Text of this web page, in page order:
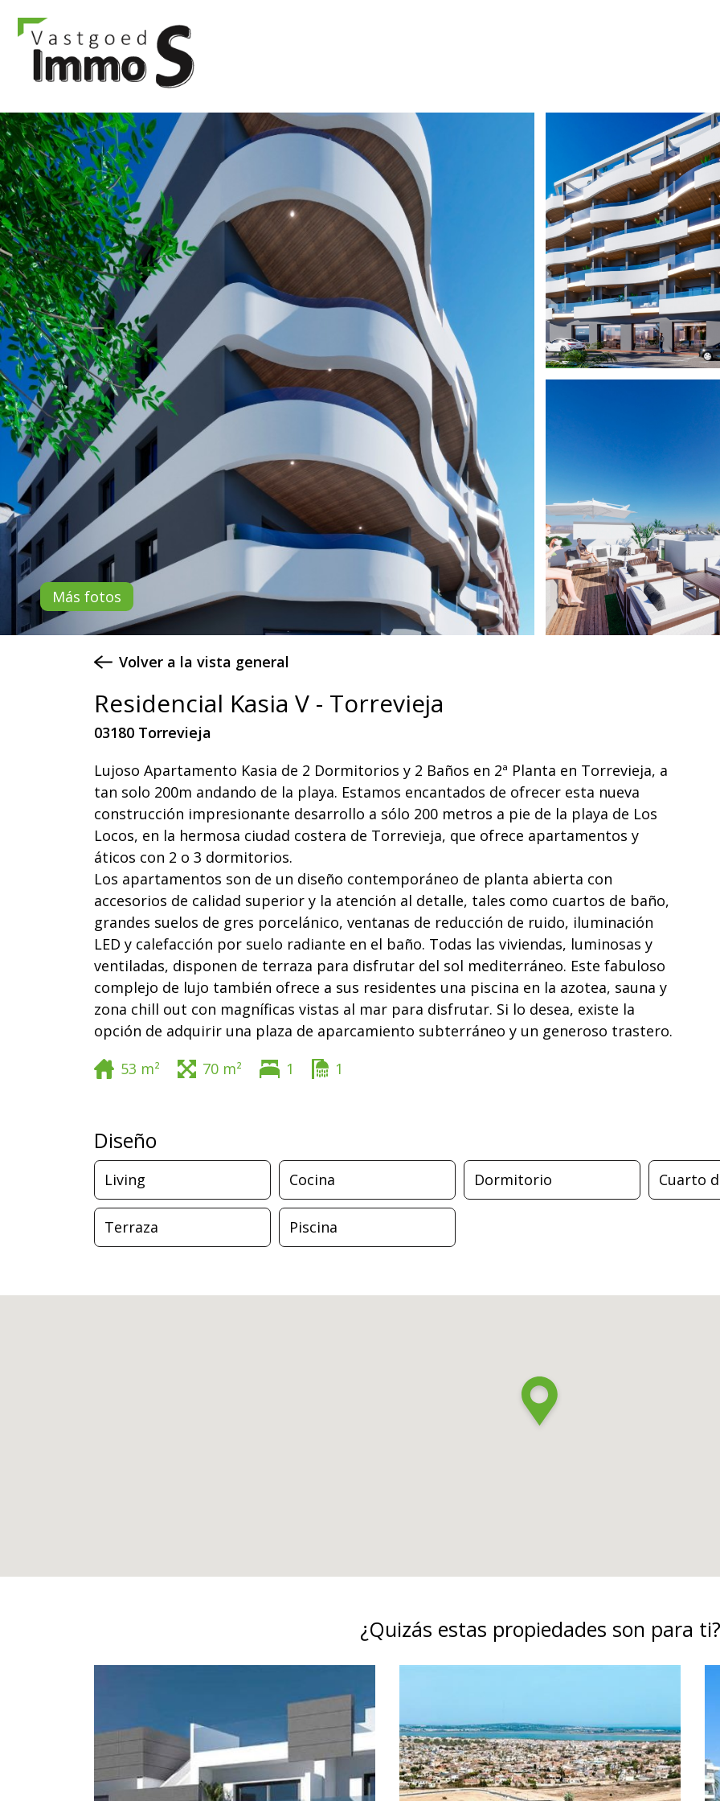
Más fotos
Volver a la vista general
Residencial Kasia V - Torrevieja
03180 Torrevieja
Lujoso Apartamento Kasia de 2 Dormitorios y 2 Baños en 2ª Planta en Torrevieja, a
tan solo 200m andando de la playa. Estamos encantados de ofrecer esta nueva
construcción impresionante desarrollo a sólo 200 metros a pie de la playa de Los
Locos, en la hermosa ciudad costera de Torrevieja, que ofrece apartamentos y
áticos con 2 o 3 dormitorios.
Los apartamentos son de un diseño contemporáneo de planta abierta con
accesorios de calidad superior y la atención al detalle, tales como cuartos de baño,
grandes suelos de gres porcelánico, ventanas de reducción de ruido, iluminación
LED y calefacción por suelo radiante en el baño. Todas las viviendas, luminosas y
ventiladas, disponen de terraza para disfrutar del sol mediterráneo. Este fabuloso
complejo de lujo también ofrece a sus residentes una piscina en la azotea, sauna y
zona chill out con magníficas vistas al mar para disfrutar. Si lo desea, existe la
opción de adquirir una plaza de aparcamiento subterráneo y un generoso trastero.
53 m²
70 m² 1 1
Diseño
Living Cocina Dormitorio Cuarto
Terraza Piscina
¿Quizás estas propiedades son para ti?